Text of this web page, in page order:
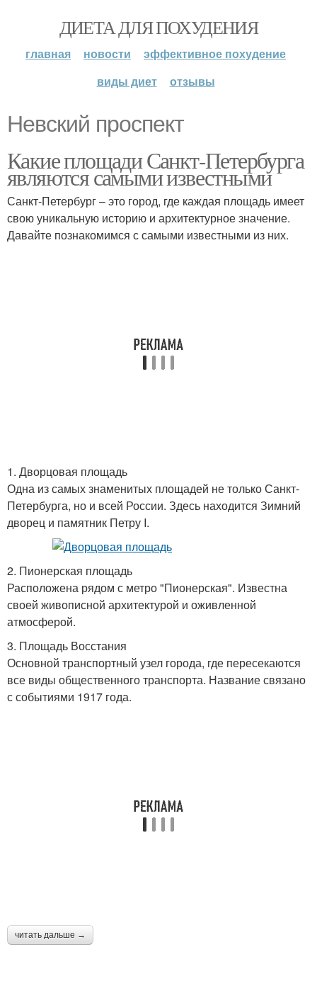
ДИЕТА ДЛЯ ПОХУДЕНИЯ
главная новости
эффективное похудение
виды диет
отзывы
Невский проспект
Какие площади Санкт-Петербурга
являются самыми известными
Санкт-Петербург – это город, где каждая площадь имеет
свою уникальную историю и архитектурное значение.
Давайте познакомимся с самыми известными из них.
1. Дворцовая площадь
Одна из самых знаменитых площадей не только Санкт-
Петербурга, но и всей России. Здесь находится Зимний
дворец и памятник Петру I.
2. Пионерская площадь
Расположена рядом с метро "Пионерская". Известна
своей живописной архитектурой и оживленной
атмосферой.
3. Площадь Восстания
Основной транспортный узел города, где пересекаются
все виды общественного транспорта. Название связано
с событиями 1917 года.
читать дальше →